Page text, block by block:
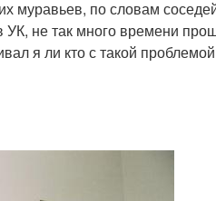
муравьев, по словам
не так много времени
я ли кто с такой